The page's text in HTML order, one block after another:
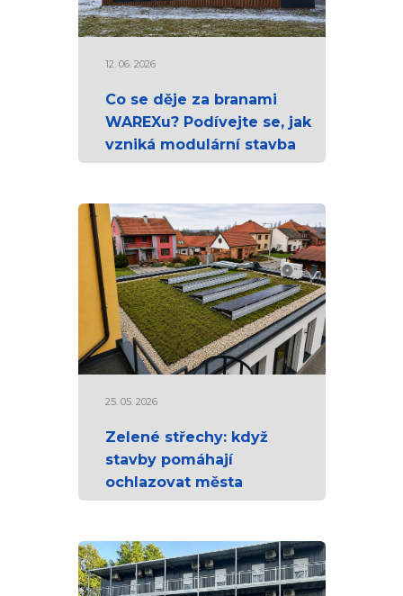
12. 06. 2026
Co se děje za branami
WAREXu? Podívejte se, jak
vzniká modulární stavba
25. 05. 2026
Zelené střechy: když
stavby pomáhají
ochlazovat města